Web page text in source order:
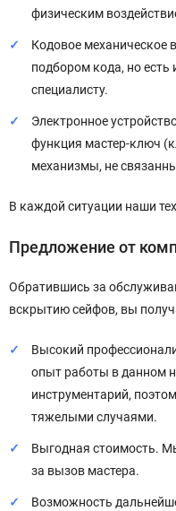
физическим
Кодовое механическое
подбором кода, но
специалисту.
Электронное
функция мастер-ключ
механизмы, не
В каждой ситуации наши
Предложение от
Обратившись за
вскрытию сейфов, вы
Высокий
опыт работы в данном
инструментарий,
тяжелыми случаями.
Выгодная стоимость.
за вызов мастера.
Возможность